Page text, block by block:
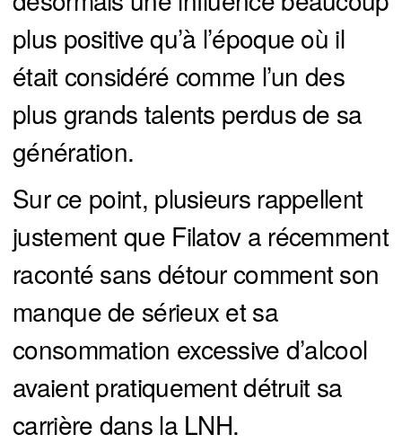
plus positive qu’à l’époque où il
était considéré comme l’un des
plus grands talents perdus de sa
génération.
Sur ce point, plusieurs rappellent
justement que Filatov a récemment
raconté sans détour comment son
manque de sérieux et sa
consommation excessive d’alcool
avaient pratiquement détruit sa
carrière dans la LNH.